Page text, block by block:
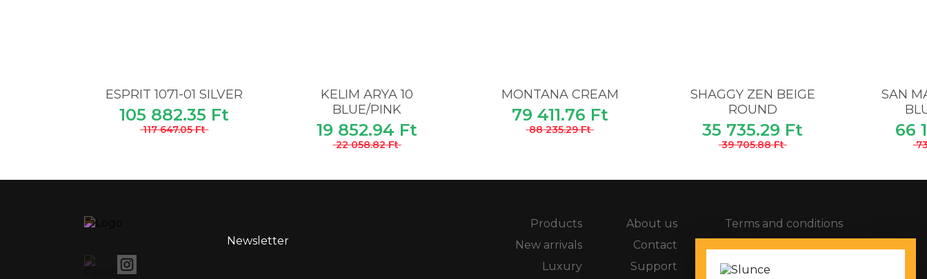
ESPRIT 1071-01 SILVER
105 882.35 Ft
117 647.05 Ft
KELIM ARYA 10
BLUE/PINK
19 852.94 Ft
22 058.82 Ft
MONTANA CREAM
79 411.76 Ft
88 235.29 Ft
SHAGGY ZEN BEIGE
ROUND
35 735.29 Ft
39 705.88 Ft
SAN
66
Newsletter
Products
New arrivals
Luxury
About us
Contact
Support
Terms and conditions
Privacy policy